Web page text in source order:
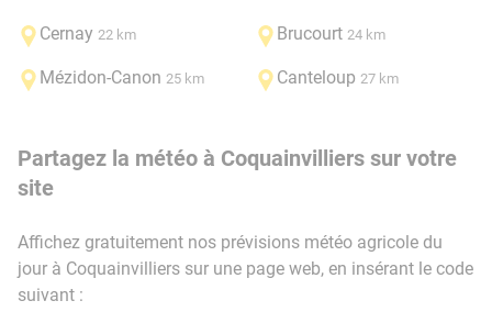
Cernay 22 km Brucourt 24 km
Mézidon-Canon 25 km Canteloup 27 km
Partagez la météo à Coquainvilliers sur votre
site
Affichez gratuitement nos prévisions météo agricole du
jour à Coquainvilliers sur une page web, en insérant le code
suivant :